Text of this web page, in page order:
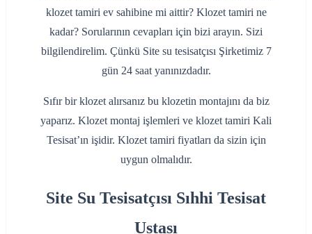
klozet tamiri ev sahibine mi aittir? Klozet tamiri ne
kadar? Sorularının cevapları için bizi arayın. Sizi
bilgilendirelim. Çünkü Site su tesisatçısı Şirketimiz 7
gün 24 saat yanınızdadır.
Sıfır bir klozet alırsanız bu klozetin montajını da biz
yaparız. Klozet montaj işlemleri ve klozet tamiri Kali
Tesisat’ın işidir. Klozet tamiri fiyatları da sizin için
uygun olmalıdır.
Site Su Tesisatçısı Sıhhi Tesisat
Ustası